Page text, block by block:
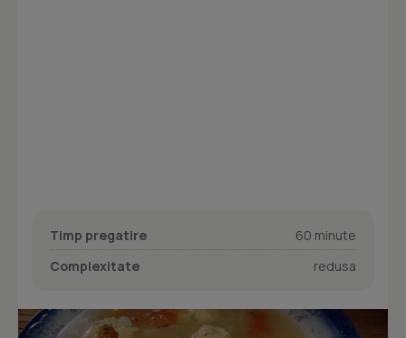
Timp pregatire
60 minute
Complexitate
redusa